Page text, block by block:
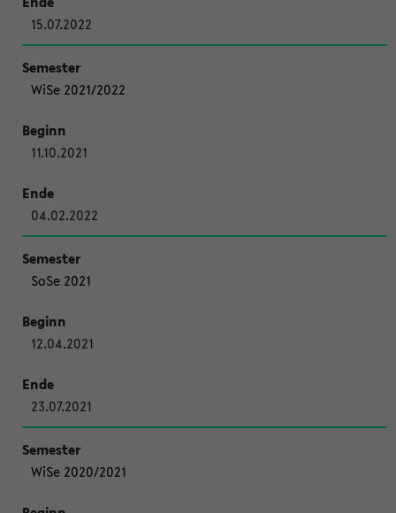
15.07.2022
WiSe 2021/2022
11.10.2021
04.02.2022
SoSe 2021
12.04.2021
23.07.2021
WiSe 2020/2021